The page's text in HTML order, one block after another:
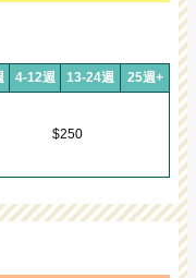
4-12週 13-24週
25週+
$250